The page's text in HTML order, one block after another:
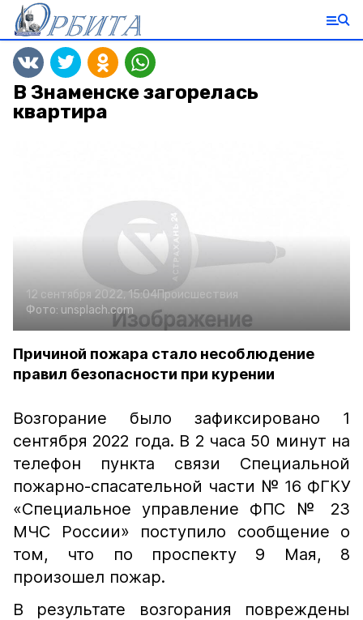
В Знаменске загорелась
квартира
12 сентября 2022, 15:04Происшествия
Фото: unsplach.com
Причиной пожара стало несоблюдение
правил безопасности при курении
Возгорание было зафиксировано 1
сентября 2022 года. В 2 часа 50 минут на
телефон пункта связи Специальной
пожарно-спасательной части № 16 ФГКУ
«Специальное управление ФПС № 23
МЧС России» поступило сообщение о
том, что по проспекту 9 Мая, 8
произошел пожар.
В результате возгорания повреждены